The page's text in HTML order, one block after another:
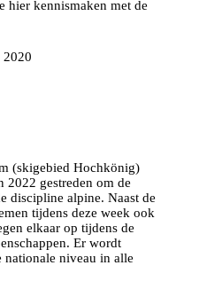
hier kennismaken met de
2020
(skigebied Hochkönig)
gestreden om de
discipline alpine. Naast de
tijdens deze week ook
elkaar op tijdens de
Er wordt
nationale niveau in alle